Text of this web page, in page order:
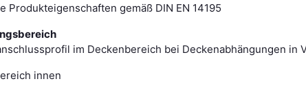
Produkteigenschaften gemäß DIN EN 14195
im Deckenbereich bei Deckenabhängungen in
innen